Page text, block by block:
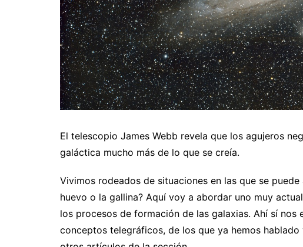
El telescopio James Webb revela que los agujeros
galáctica mucho más de lo que se creía.
Vivimos rodeados de situaciones en las que se
huevo o la gallina? Aquí voy a abordar uno muy
los procesos de formación de las galaxias. Ahí sí nos
conceptos telegráficos, de los que ya hemos